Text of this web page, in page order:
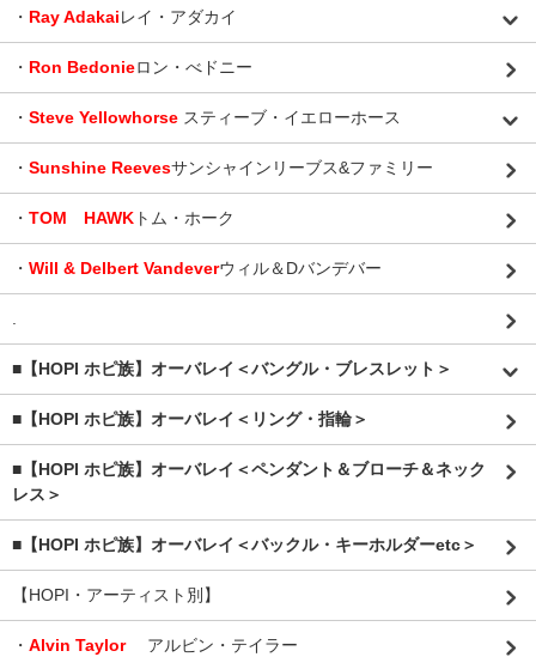
・ Ray Adakaiレイ・アダカイ
・ Ron Bedonieロン・べドニー
・ Steve Yellowhorse スティーブ・イエローホース
・ Sunshine Reevesサンシャインリーブス&ファミリー
・ TOM HAWK トム・ホーク
・ Will & Delbert Vandeverウィル＆Dバンデバー
.
■【HOPI ホピ族】オーバレイ＜バングル・ブレスレット＞
■【HOPI ホピ族】オーバレイ＜リング・指輪＞
■【HOPI ホピ族】オーバレイ＜ペンダント＆ブローチ＆ネック
レス＞
■【HOPI ホピ族】オーバレイ＜バックル・キーホルダーetc＞
【HOPI・アーティスト別】
・ Alvin Taylor アルビン・テイラー